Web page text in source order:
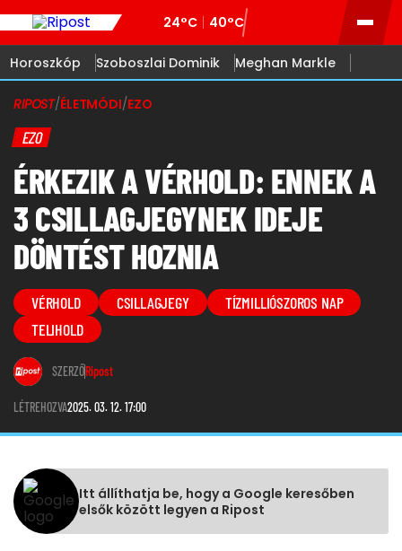
24°C 40°C
Horoszkóp Szoboszlai Dominik Meghan Markle
RIPOST/ÉLETMÓDI/EZO
EZO
ÉRKEZIK A VÉRHOLD: ENNEK A
3 CSILLAGJEGYNEK IDEJE
DÖNTÉST HOZNIA
VÉRHOLD CSILLAGJEGY
TÍZMILLIÓSZOROS NAP
TELIHOLD
SZERZŐRipost
LÉTREHOZVA2025. 03. 12. 17:00
Itt állíthatja be, hogy a Google keresőben
elsők között legyen a Ripost